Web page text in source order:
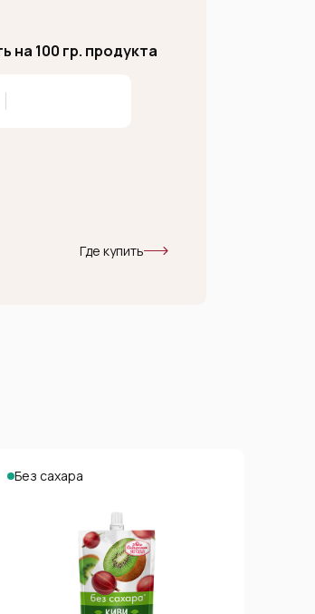
на 100 гр. продукта
Где купить
Без сахара